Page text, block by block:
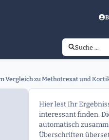
Suche …
zu Methotrexat und
Hier lest Ihr
interessant finden.
automatisch
Überschriften